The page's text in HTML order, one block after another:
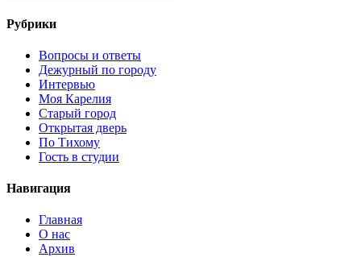
Рубрики
Вопросы и ответы
Дежурный по городу
Интервью
Моя Карелия
Старый город
Открытая дверь
По Тихому
Гость в студии
Навигация
Главная
О нас
Архив